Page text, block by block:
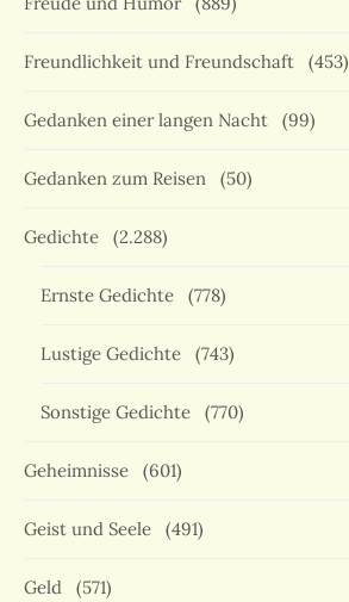
Freundlichkeit und Freundschaft (453)
Gedanken einer langen Nacht (99)
Gedanken zum Reisen (50)
Gedichte (2.288)
Ernste Gedichte (778)
Lustige Gedichte (743)
Sonstige Gedichte (770)
Geheimnisse (601)
Geist und Seele (491)
Geld (571)